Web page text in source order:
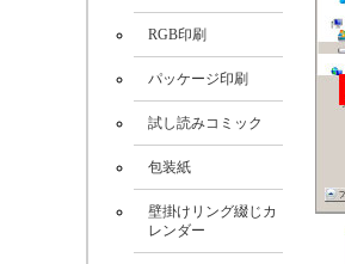
RGB印刷
パッケージ印刷
試し読みコミック
包装紙
壁掛けリング綴じカ
レンダー